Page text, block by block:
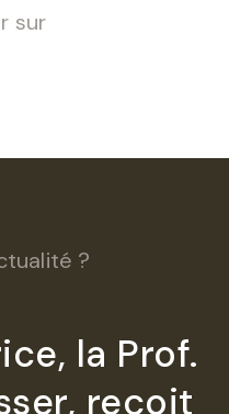
sur
?
la Prof.
reçoit